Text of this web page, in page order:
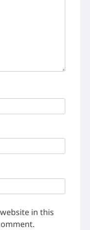
in this